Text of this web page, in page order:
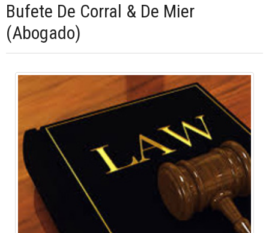
Bufete De Corral & De Mier
(Abogado)